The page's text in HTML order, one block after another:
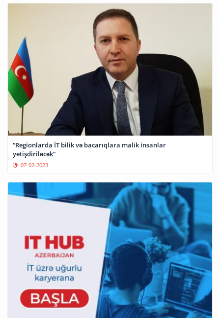
“Regionlarda İT bilik və bacarıqlara malik insanlar
yetişdiriləcək”
07-02-2023